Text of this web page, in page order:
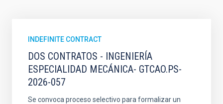
INDEFINITE CONTRACT
DOS CONTRATOS - INGENIERÍA
ESPECIALIDAD MECÁNICA- GTCAO.PS-
2026-057
Se convoca proceso selectivo para formalizar un